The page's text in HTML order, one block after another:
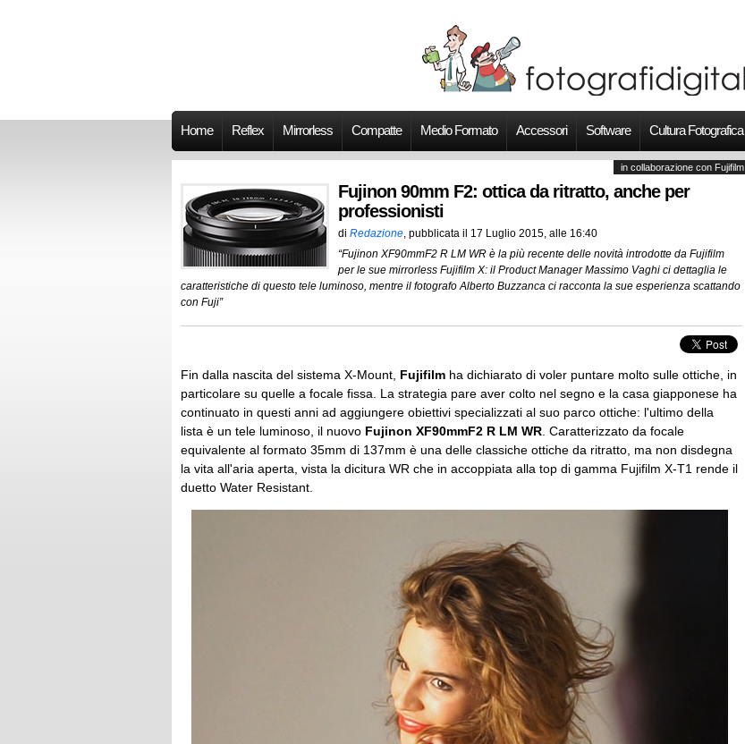
Home Reflex Mirrorless Compatte Medio Formato Accessori Software Cultura Fotografica
in collaborazione con Fujifilm
Fujinon 90mm F2: ottica da ritratto, anche per
professionisti
di Redazione, pubblicata il 17 Luglio 2015, alle 16:40
“Fujinon XF90mmF2 R LM WR è la più recente delle novità introdotte da Fujifilm
per le sue mirrorless Fujifilm X: il Product Manager Massimo Vaghi ci dettaglia le
caratteristiche di questo tele luminoso, mentre il fotografo Alberto Buzzanca ci racconta la sue esperienza scattando
con Fuji”
Fin dalla nascita del sistema X-Mount, Fujifilm ha dichiarato di voler puntare molto sulle ottiche, in
particolare su quelle a focale fissa. La strategia pare aver colto nel segno e la casa giapponese ha
continuato in questi anni ad aggiungere obiettivi specializzati al suo parco ottiche: l'ultimo della
lista è un tele luminoso, il nuovo Fujinon XF90mmF2 R LM WR . Caratterizzato da focale
equivalente al formato 35mm di 137mm è una delle classiche ottiche da ritratto, ma non disdegna
la vita all'aria aperta, vista la dicitura WR che in accoppiata alla top di gamma Fujifilm X-T1 rende il
duetto Water Resistant.